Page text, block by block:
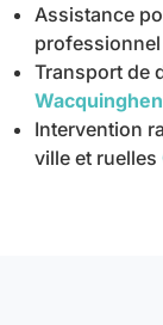
Assistance
professionnel
Transport de
Wacquinghen
Intervention
ville et ruelles